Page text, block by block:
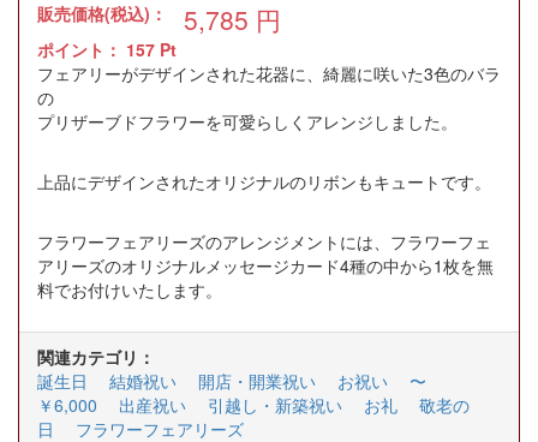
販売価格(税込)： 5,785 円
ポイント： 157 Pt
フェアリーがデザインされた花器に、綺麗に咲いた3色のバラ
の
プリザーブドフラワーを可愛らしくアレンジしました。
上品にデザインされたオリジナルのリボンもキュートです。
フラワーフェアリーズのアレンジメントには、フラワーフェ
アリーズのオリジナルメッセージカード4種の中から1枚を無
料でお付けいたします。
関連カテゴリ：
誕生日
結婚祝い 開店・開業祝い お祝い
〜
￥6,000
出産祝い 引越し・新築祝い お礼
敬老の
日
フラワーフェアリーズ